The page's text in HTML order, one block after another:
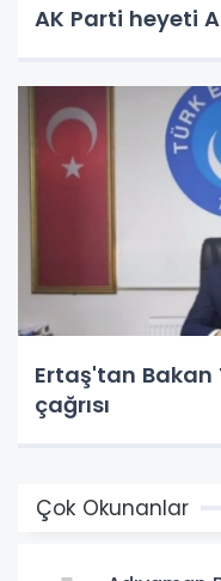
AK Parti heyeti
Ertaş'tan
çağrısı
Çok Okunanlar